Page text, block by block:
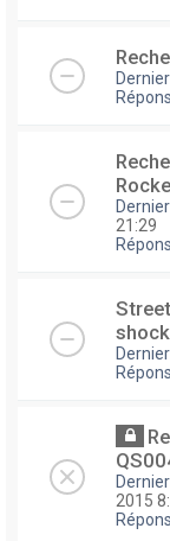
21:29
shock
2015